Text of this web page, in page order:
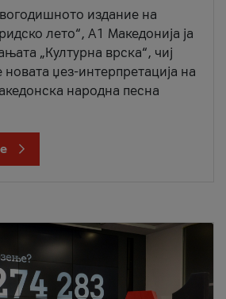
издание на
лето“, А1 Македонија ја
„Културна врска“, чиј
џез-интерпретација на
народна песна